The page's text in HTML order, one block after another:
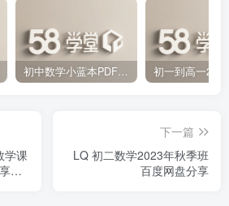
初中数学小蓝本PDF电子版（压缩打包）百度网盘分享下载
学课
下
下一篇
LQ 初二数学2023年秋季班
百度网盘分享